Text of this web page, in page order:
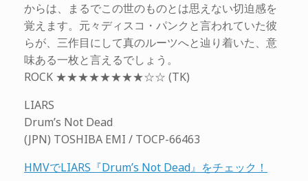
からは、まるでこの世のものとは思えない切迫感を
覚えます。元々ディスコ・パンクと言われていた彼
らが、三作目にして真のルーツへと辿り着いた、意
味ある一枚と言えるでしょう。
ROCK ★★★★★★★★☆☆ (TK)
LIARS
Drum’s Not Dead
(JPN) TOSHIBA EMI / TOCP-66463
HMVでLIARS『Drum’s Not Dead』をチェック！